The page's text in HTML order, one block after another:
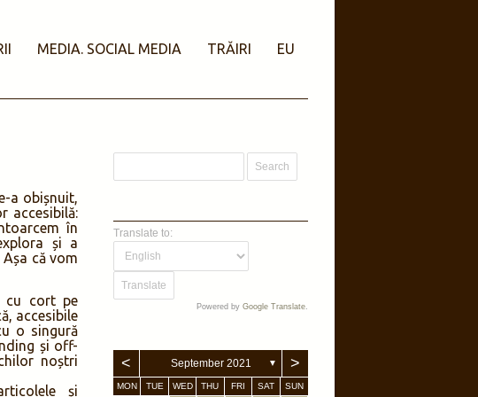
MEDIA. SOCIAL MEDIA TRĂIRI EU
a obișnuit,
accesibilă:
în
și a
că vom
cu cort pe
accesibile
o singură
și off-
noștri
și
Translate to:
Powered by Google Translate.
< September 2021 ▼ >
MON TUE WED THU FRI SAT SUN